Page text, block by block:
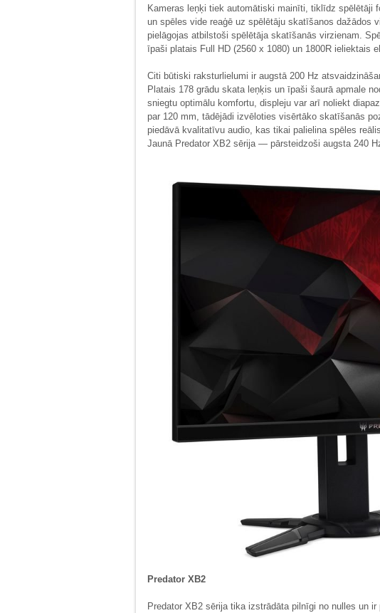
Kameras leņķi tiek automātiski mainīti, tiklīdz spēlētāji
un spēles vide reaģē uz spēlētāju skatīšanos dažādos
pielāgojas atbilstoši spēlētāja skatīšanās virzienam.
īpaši platais Full HD (2560 x 1080) un 1800R ieliektais
Citi būtiski raksturlielumi ir augstā 200 Hz
Platais 178 grādu skata leņķis un īpaši šaurā apmale
sniegtu optimālu komfortu, displeju var arī noliekt
par 120 mm, tādējādi izvēloties visērtāko skatīšanās
piedāvā kvalitatīvu audio, kas tikai palielina spēles
Jaunā Predator XB2 sērija — pārsteidzoši augsta 240
Predator XB2
Predator XB2 sērija tika izstrādāta pilnīgi no nulles un